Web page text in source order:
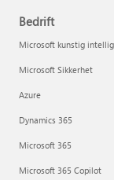
Bedrift
Microsoft kunstig
Microsoft Sikkerhet
Azure
Dynamics 365
Microsoft 365
Microsoft 365 Copilot